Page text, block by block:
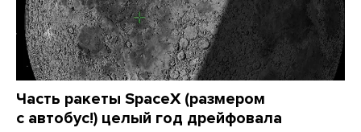
Часть ракеты SpaceX (размером
с автобус!) целый год дрейфовала